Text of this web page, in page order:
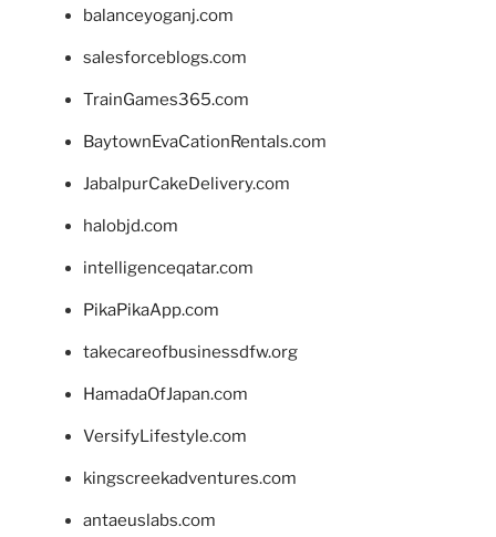
balanceyoganj.com
salesforceblogs.com
TrainGames365.com
BaytownEvaCationRentals.com
JabalpurCakeDelivery.com
halobjd.com
intelligenceqatar.com
PikaPikaApp.com
takecareofbusinessdfw.org
HamadaOfJapan.com
VersifyLifestyle.com
kingscreekadventures.com
antaeuslabs.com